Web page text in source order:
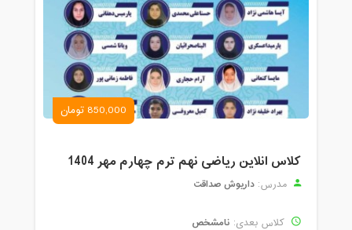
850,000 تومان
کلاس انلاین ریاضی نهم ترم چهارم مهر 1404
مدرس: داریوش صداقت
کلاس بعدی: نامشخص